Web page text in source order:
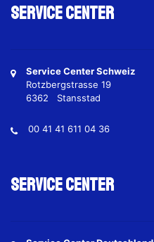
Service Center
Service Center Schweiz
Rotzbergstrasse 19
6362 Stansstad
00 41 41 611 04 36
Service Center